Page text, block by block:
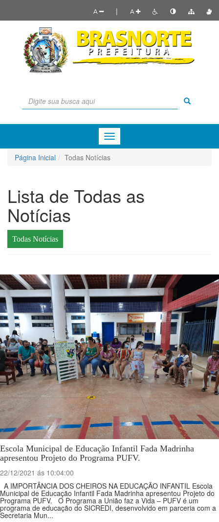
A | A
Menu
de
Navegação
Página Inicial Todas Notícias
Lista de Todas as
Notícias
Todas Notícias
Escola Municipal de Educação Infantil Fada Madrinha
apresentou Projeto do Programa PUFV.
22/12/2021 ás 10:04:00
A IMPORTÂNCIA DOS CHEIROS NA EDUCAÇÃO INFANTIL Escola
Municipal de Educação Infantil Fada Madrinha apresentou Projeto do
Programa PUFV. O Programa a União faz a Vida – PUFV é um
programa de educação do SICREDI, desenvolvido em parceria com a
Secretaria Mun...